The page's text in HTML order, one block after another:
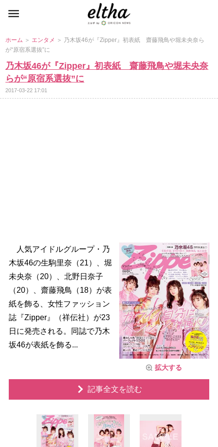
ホーム ＞ エンタメ ＞ 乃木坂46が『Zipper』初表紙 齋藤飛鳥や堀未央奈ら
が“原宿系選抜”に
乃木坂46が『Zipper』初表紙 齋藤飛鳥や堀未央奈
らが“原宿系選抜”に
2017-03-22 17:01
拡大する
人気アイドルグループ・乃
木坂46の生駒里奈（21）、堀
未央奈（20）、北野日奈子
（20）、齋藤飛鳥（18）が表
紙を飾る、女性ファッション
誌『Zipper』（祥伝社）が23
日に発売される。同誌で乃木
坂46が表紙を飾る...
記事全文を読む